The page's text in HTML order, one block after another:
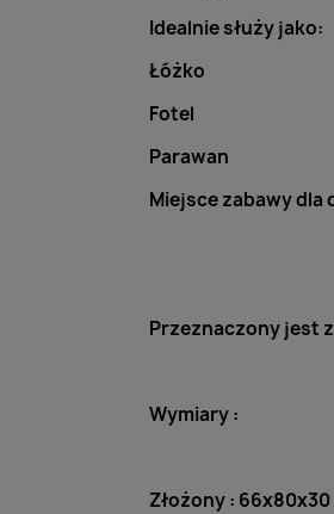
Idealnie służy jako:
Łóżko
Fotel
Parawan
Miejsce zabawy dla
Przeznaczony jest
Wymiary :
Złożony : 66x80x30